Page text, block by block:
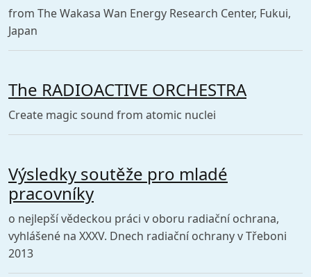
from The Wakasa Wan Energy Research Center, Fukui,
Japan
The RADIOACTIVE ORCHESTRA
Create magic sound from atomic nuclei
Výsledky soutěže pro mladé
pracovníky
o nejlepší vědeckou práci v oboru radiační ochrana,
vyhlášené na XXXV. Dnech radiační ochrany v Třeboni
2013